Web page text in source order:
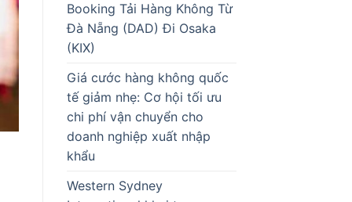
Booking Tải Hàng Không Từ
Đà Nẵng (DAD) Đi Osaka
(KIX)
Giá cước hàng không quốc
tế giảm nhẹ: Cơ hội tối ưu
chi phí vận chuyển cho
doanh nghiệp xuất nhập
khẩu
Western Sydney